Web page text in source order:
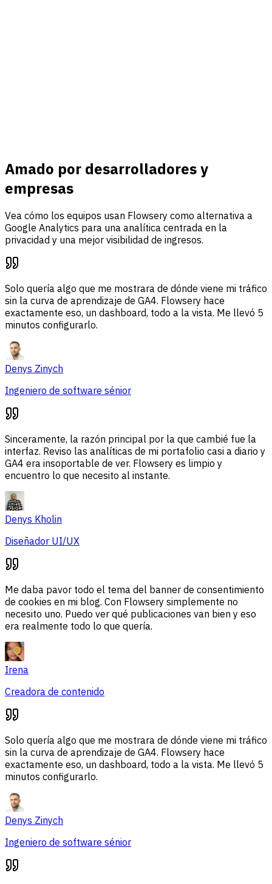
Amado por desarrolladores y
empresas
Vea cómo los equipos usan Flowsery como alternativa a
Google Analytics para una analítica centrada en la
privacidad y una mejor visibilidad de ingresos.
Solo quería algo que me mostrara de dónde viene mi tráfico
sin la curva de aprendizaje de GA4. Flowsery hace
exactamente eso, un dashboard, todo a la vista. Me llevó 5
minutos configurarlo.
Denys Zinych
Ingeniero de software sénior
Sinceramente, la razón principal por la que cambié fue la
interfaz. Reviso las analíticas de mi portafolio casi a diario y
GA4 era insoportable de ver. Flowsery es limpio y
encuentro lo que necesito al instante.
Denys Kholin
Diseñador UI/UX
Me daba pavor todo el tema del banner de consentimiento
de cookies en mi blog. Con Flowsery simplemente no
necesito uno. Puedo ver qué publicaciones van bien y eso
era realmente todo lo que quería.
Irena
Creadora de contenido
Solo quería algo que me mostrara de dónde viene mi tráfico
sin la curva de aprendizaje de GA4. Flowsery hace
exactamente eso, un dashboard, todo a la vista. Me llevó 5
minutos configurarlo.
Denys Zinych
Ingeniero de software sénior